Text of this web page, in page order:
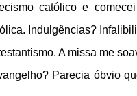
católico e
Indulgências?
A missa me
Parecia óbvio